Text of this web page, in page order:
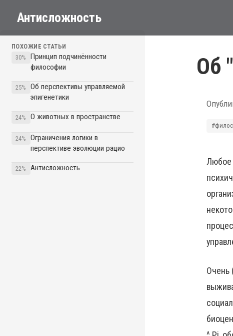
Антисложность
ПОХОЖИЕ СТАТЬИ
30%
Принцип подчинённости
философии
25%
Об перспективы управляемой
эпигенетики
24% О животных в пространстве
24%
Ограничения логики в
перспективе эволюции рацио
22% Антисложность
Об
Любое
Очень